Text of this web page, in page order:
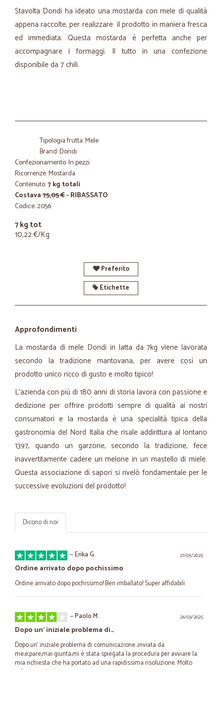
Stavolta Dondi ha ideato una mostarda con mele di qualità
appena raccolte, per realizzare il prodotto in maniera fresca
ed immediata. Questa mostarda è perfetta anche per
accompagnare i formaggi. Il tutto in una confezione
disponibile da 7 chili.
Tipologia frutta: Mele
Brand: Dondi
Confezionamento: In pezzi
Ricorrenze: Mostarda
Contenuto:7 kg totali
Costava75,05 €- RIBASSATO
Codice: 2056
7 kg tot
10,22 €/Kg
Preferito
Etichette
Approfondimenti
La mostarda di mele Dondi in latta da 7kg viene lavorata
secondo la tradizione mantovana, per avere così un
prodotto unico ricco di gusto e molto tipico!
L'azienda con più di 180 anni di storia lavora con passione e
dedizione per offrire prodotti sempre di qualità ai nostri
consumatori e la mostarda è una specialità tipica della
gastronomia del Nord Italia che risale addirittura al lontano
1397, quando un garzone, secondo la tradizione, fece
inavvertitamente cadere un melone in un mastello di miele.
Questa associazione di sapori si rivelò fondamentale per le
successive evoluzioni del prodotto!
Dicono di noi
27/05/2025
—Erika G.
Ordine arrivato dopo pochissimo
Ordine arrivato dopo pochissimo! Ben imballato! Super affidabili
26/03/2025
—Paolo M.
Dopo un' iniziale problema di…
Dopo un' iniziale problema di comunicazione ,inviata da
me,e,pare,mai giunta,mi è stata spiegata la procedura per avviare la
mia richiesta che ha portato ad una rapidissima risoluzione. Molto
veloci e cortesi.